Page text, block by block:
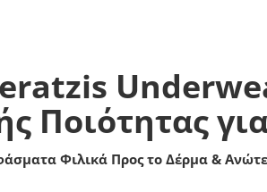
Ποιότητας
Φιλικά Προς το Δέρμα &